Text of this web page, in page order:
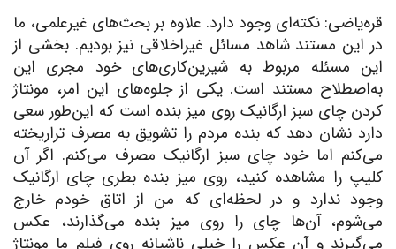
قره‌یاضی: نکته‌ای وجود دارد. علاوه بر بحث‌های غیرعلمی، ما
در این مستند شاهد مسائل غیراخلاقی نیز بودیم. بخشی از
این مسئله مربوط به شیرین‌کاری‌های خود مجری این
به‌اصطلاح مستند است. یکی از جلوه‌های این امر، مونتاژ
کردن چای سبز ارگانیک روی میز بنده است که این‌طور سعی
دارد نشان دهد که بنده مردم را تشویق به مصرف تراریخته
می‌کنم اما خود چای سبز ارگانیک مصرف می‌کنم. اگر آن
کلیپ را مشاهده کنید، روی میز بنده بطری چای ارگانیک
وجود ندارد و در لحظه‌ای که من از اتاق خودم خارج
می‌شوم، آن‌ها چای را روی میز بنده می‌گذارند، عکس